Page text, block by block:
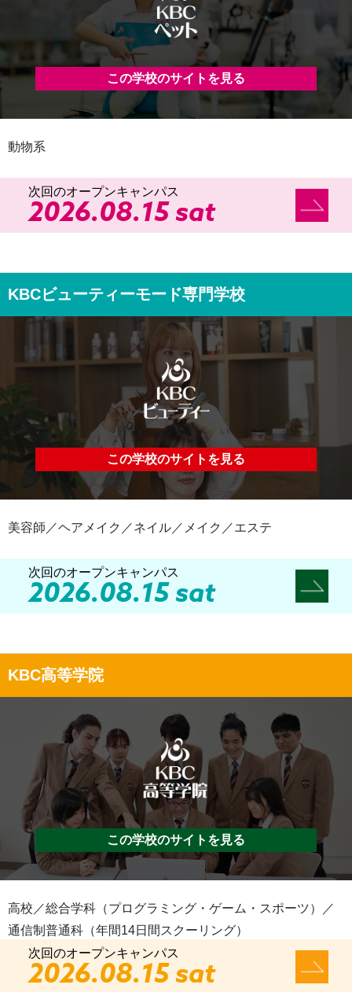
この学校のサイトを見る
動物系
次回のオープンキャンパス
2026.08.15 sat
KBCビューティーモード専門学校
この学校のサイトを見る
美容師／ヘアメイク／ネイル／メイク／エステ
次回のオープンキャンパス
2026.08.15 sat
KBC高等学院
この学校のサイトを見る
高校／総合学科（プログラミング・ゲーム・スポーツ）／
通信制普通科（年間14日間スクーリング）
次回のオープンキャンパス
2026.08.15 sat